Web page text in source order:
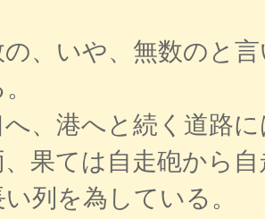
の、いや、無数のと
へ、港へと続く道路
、果ては自走砲から
列を為している。